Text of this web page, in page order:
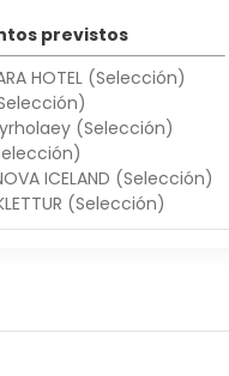
previstos
HOTEL (Selección)
(Selección)
ICELAND (Selección)
(Selección)